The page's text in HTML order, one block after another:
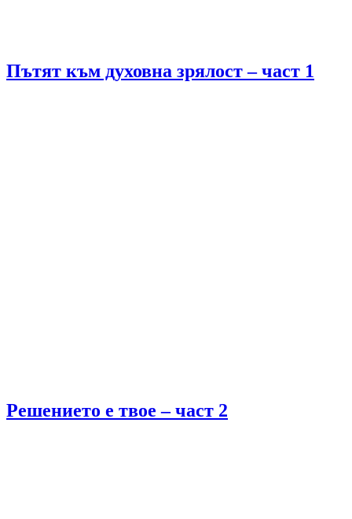
Пътят към духовна зрялост – част 1
Решението е твое – част 2